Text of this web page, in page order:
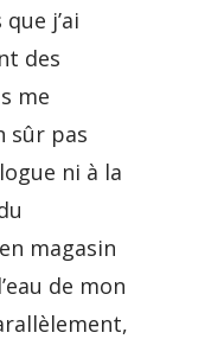
j’ai
des
me
sûr pas
ni à la
magasin
de mon